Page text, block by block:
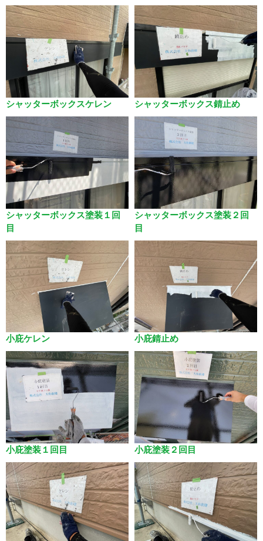
シャッターボックスケレン シャッターボックス錆止め
シャッターボックス塗装１回
目
シャッターボックス塗装２回
目
小庇ケレン 小庇錆止め
小庇塗装１回目 小庇塗装２回目